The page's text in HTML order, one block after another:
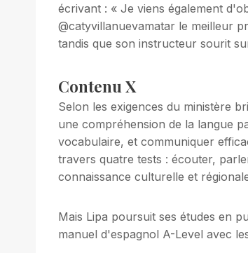
écrivant : « Je viens également
@catyvillanuevamatar le meilleur
tandis que son instructeur sourit
Contenu X
Selon les exigences du ministère
une compréhension de la langue
vocabulaire, et communiquer
travers quatre tests : écouter,
connaissance culturelle et
Mais Lipa poursuit ses études en
manuel d'espagnol A-Level avec